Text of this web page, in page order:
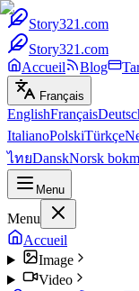
Story321.com
Story321.com
Accueil
Blog
Français
EnglishFrançais
ItalianoPolskiTürkçe
ไทยDanskNorsk
Menu
Menu
Accueil
Image
Video